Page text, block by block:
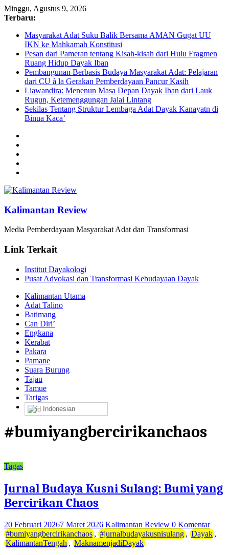
Minggu, Agustus 9, 2026
Terbaru:
Masyarakat Adat Suku Balik Bersama AMAN Gugat UU
IKN ke Mahkamah Konstitusi
Pesan dari Pameran tentang Kisah-kisah dari Hulu Fragmen
Ruang Hidup Dayak Iban
Pembangunan Berbasis Budaya Masyarakat Adat: Pelajaran
dari CU à la Gerakan Pemberdayaan Pancur Kasih
Liawandira: Menenun Masa Depan Dayak Iban dari Lauk
Rugun, Ketemenggungan Jalai Lintang
Sekilas Tentang Struktur Lembaga Adat Dayak Kanayatn di
Binua Kaca’
Kalimantan Review
Media Pemberdayaan Masyarakat Adat dan Transformasi
Link Terkait
Institut Dayakologi
Pusat Advokasi dan Transformasi Kebudayaan Dayak
Kalimantan Utama
Adat Talino
Batimang
Can Diri’
Engkana
Kerabat
Pakara
Pamane
Suara Burung
Tajau
Tamue
Tarigas
Indonesian
#bumiyangbercirikanchaos
Tagas
Jurnal Budaya Kusni Sulang: Bumi yang
Bercirikan Chaos
20 Februari 20267 Maret 2026 Kalimantan Review 0 Komentar
#bumiyangbercirikanchaos , #jurnalbudayakusnisulang , Dayak ,
KalimantanTengah , MaknamenjadiDayak